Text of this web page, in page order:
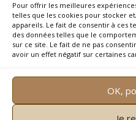
Pour offrir les meilleures
telles que les cookies pour stocker
appareils. Le fait de consentir à ces
des données telles que le
sur ce site. Le fait de ne pas
avoir un effet négatif sur certaines
OK,
Notre Histoire
On parle de nous
Recrutement